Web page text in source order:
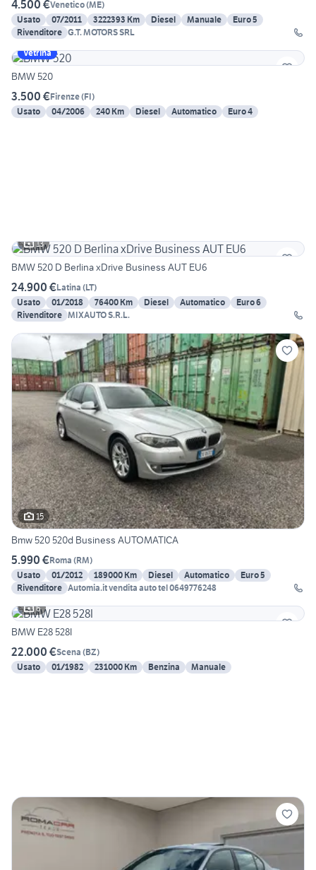
4.500 €Venetico(ME)
Usato
07/2011 3222393 Km Diesel Manuale
Euro 5
Rivenditore G.T. MOTORS SRL
Vetrina
BMW 520
3.500 €Firenze(FI)
Usato
04/2006 240 Km Diesel Automatico Euro 4
13
BMW 520 D Berlina xDrive Business AUT EU6
24.900 €Latina (LT)
Usato
01/2018 76400 Km Diesel Automatico
Euro 6
Rivenditore MIXAUTO S.R.L.
15
Bmw 520 520d Business AUTOMATICA
5.990 €Roma (RM)
Usato
01/2012 189000 Km Diesel Automatico
Euro 5
Rivenditore Automia.it vendita auto tel 0649776248
6
BMW E28 528I
22.000 €Scena (BZ)
Usato
01/1982 231000 Km Benzina Manuale